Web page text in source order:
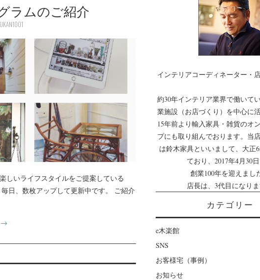
ラムのご紹介
しいライフスタイルをご提案している
日、数枚アップして更新中です。 ご紹介
→
インテリアコーディネーター・
約30年インテリア業界で働いて
業施設（お店づくり）を中心に
15年前より輸入家具・雑貨のオ
プにも取り組んでおります。当
は鈴木家具といいまして、大正
ており、2017年4月30日
創業100年を迎えまし
店長は、3代目になりま
カテゴリー
e木楽館
SNS
お客様宅（事例）
お知らせ